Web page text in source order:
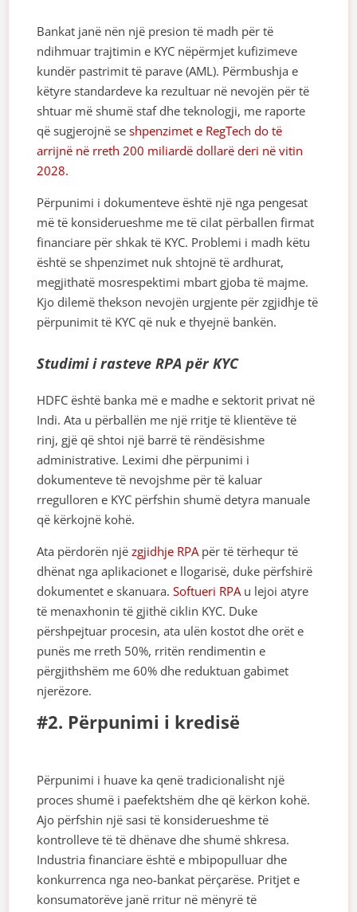
Bankat janë nën një presion të madh për të
ndihmuar trajtimin e KYC nëpërmjet kufizimeve
kundër pastrimit të parave (AML). Përmbushja e
këtyre standardeve ka rezultuar në nevojën për të
shtuar më shumë staf dhe teknologji, me raporte
që sugjerojnë seshpenzimet e RegTech do të
arrijnë në rreth 200 miliardë dollarë deri në vitin
2028.
Përpunimi i dokumenteve është një nga pengesat
më të konsiderueshme me të cilat përballen firmat
financiare për shkak të KYC. Problemi i madh këtu
është se shpenzimet nuk shtojnë të ardhurat,
megjithatë mosrespektimi mbart gjoba të majme.
Kjo dilemë thekson nevojën urgjente për zgjidhje të
përpunimit të KYC që nuk e thyejnë bankën.
Studimi i rasteve RPA për KYC
HDFC është banka më e madhe e sektorit privat në
Indi. Ata u përballën me një rritje të klientëve të
rinj, gjë që shtoi një barrë të rëndësishme
administrative. Leximi dhe përpunimi i
dokumenteve të nevojshme për të kaluar
rregulloren e KYC përfshin shumë detyra manuale
që kërkojnë kohë.
Ata përdorën njëzgjidhje RPApër të tërhequr të
dhënat nga aplikacionet e llogarisë, duke përfshirë
dokumentet e skanuara.Softueri RPAu lejoi atyre
të menaxhonin të gjithë ciklin KYC. Duke
përshpejtuar procesin, ata ulën kostot dhe orët e
punës me rreth 50%, rritën rendimentin e
përgjithshëm me 60% dhe reduktuan gabimet
njerëzore.
#2. Përpunimi i kredisë
Përpunimi i huave ka qenë tradicionalisht një
proces shumë i paefektshëm dhe që kërkon kohë.
Ajo përfshin një sasi të konsiderueshme të
kontrolleve të të dhënave dhe shumë shkresa.
Industria financiare është e mbipopulluar dhe
konkurrenca nga neo-bankat përçarëse. Pritjet e
konsumatorëve janë rritur në mënyrë të